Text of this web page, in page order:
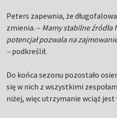
Peters zapewnia, że
zmienia. – Mamy stabilne źródła
potencjał pozwala na
– podkreślił.
Do końca sezonu pozostało
się w nich z wszystkimi
niżej, więc utrzymanie wciąż jest